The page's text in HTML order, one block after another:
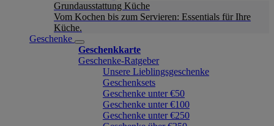
Grundausstattung Küche
Vom Kochen bis zum Servieren: Essentials für Ihre
Küche.
Geschenke
Geschenkkarte
Geschenke-Ratgeber
Unsere Lieblingsgeschenke
Geschenksets
Geschenke unter €50
Geschenke unter €100
Geschenke unter €250